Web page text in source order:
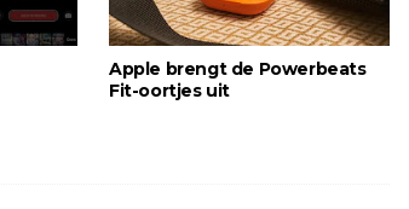
Apple brengt de Powerbeats
Fit-oortjes uit